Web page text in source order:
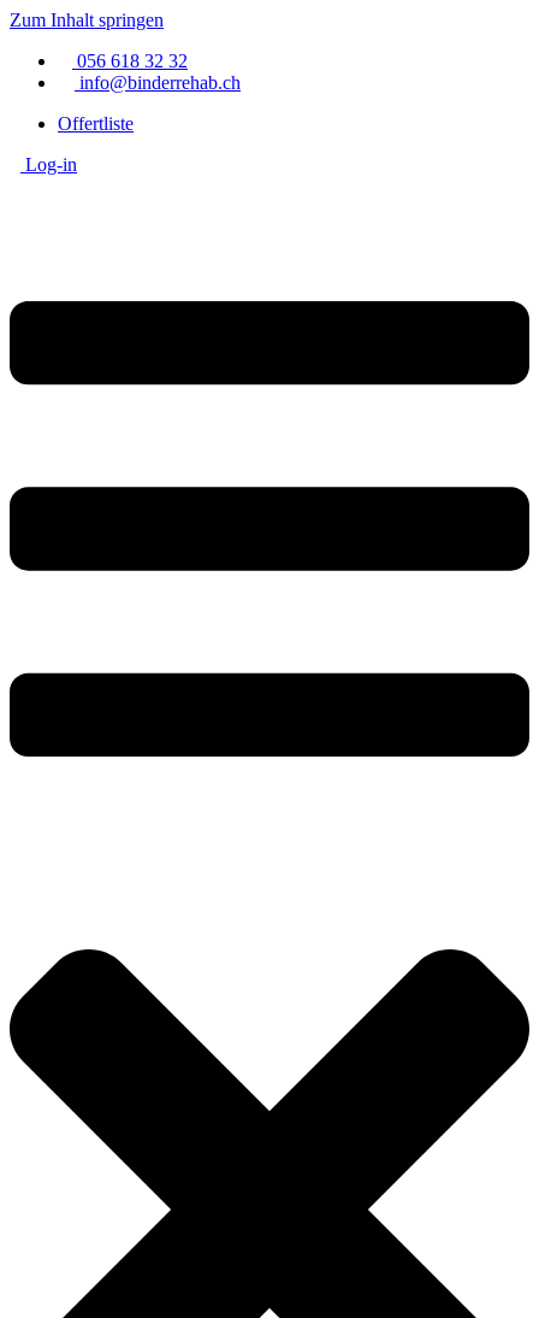
Zum Inhalt springen
056 618 32 32
info@binderrehab.ch
Offertliste
Log-in